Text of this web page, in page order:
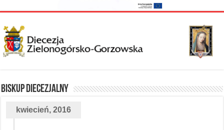
Biskup diecezjalny
kwiecień, 2016